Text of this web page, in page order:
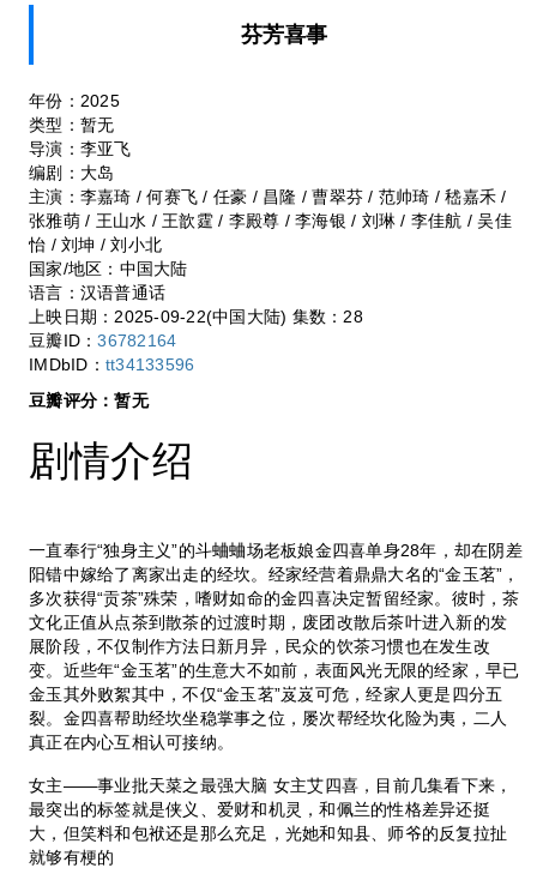
芬芳喜事
年份：2025
类型：暂无
导演：李亚飞
编剧：大岛
主演：李嘉琦 / 何赛飞 / 任豪 / 昌隆 / 曹翠芬 / 范帅琦 / 嵇嘉禾 /
张雅萌 / 王山水 / 王歆霆 / 李殿尊 / 李海银 / 刘琳 / 李佳航 / 吴佳
怡 / 刘坤 / 刘小北
国家/地区：中国大陆
语言：汉语普通话
上映日期：2025-09-22(中国大陆) 集数：28
豆瓣ID：36782164
IMDbID： tt34133596
豆瓣评分：暂无
剧情介绍
一直奉行“独身主义”的斗蛐蛐场老板娘金四喜单身28年，却在阴差
阳错中嫁给了离家出走的经坎。经家经营着鼎鼎大名的“金玉茗”，
多次获得“贡茶”殊荣，嗜财如命的金四喜决定暂留经家。彼时，茶
文化正值从点茶到散茶的过渡时期，废团改散后茶叶进入新的发
展阶段，不仅制作方法日新月异，民众的饮茶习惯也在发生改
变。近些年“金玉茗”的生意大不如前，表面风光无限的经家，早已
金玉其外败絮其中，不仅“金玉茗”岌岌可危，经家人更是四分五
裂。金四喜帮助经坎坐稳掌事之位，屡次帮经坎化险为夷，二人
真正在内心互相认可接纳。
女主——事业批天菜之最强大脑 女主艾四喜，目前几集看下来，
最突出的标签就是侠义、爱财和机灵，和佩兰的性格差异还挺
大，但笑料和包袱还是那么充足，光她和知县、师爷的反复拉扯
就够有梗的